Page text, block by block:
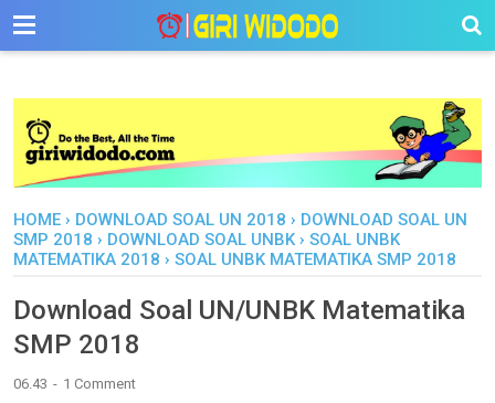
-->
HOME › DOWNLOAD SOAL UN 2018 › DOWNLOAD SOAL UN
SMP 2018 › DOWNLOAD SOAL UNBK › SOAL UNBK
MATEMATIKA 2018 › SOAL UNBK MATEMATIKA SMP 2018
Download Soal UN/UNBK Matematika
SMP 2018
06.43 1 Comment